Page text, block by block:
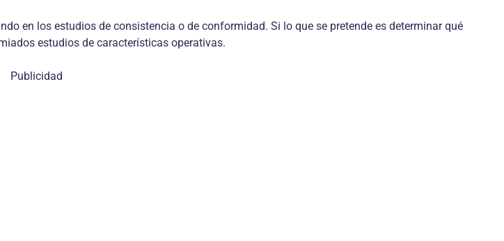
en los estudios de consistencia o de conformidad. Si lo que se pretende es determinar qué
estudios de características operativas.
Publicidad